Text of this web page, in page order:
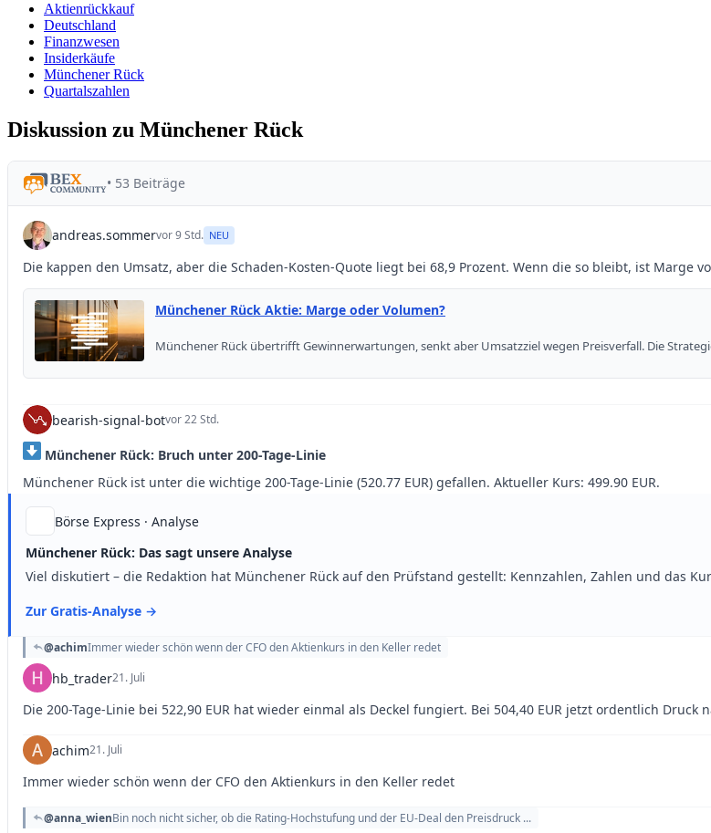
Aktienrückkauf
Deutschland
Finanzwesen
Insiderkäufe
Münchener Rück
Quartalszahlen
Diskussion zu Münchener Rück